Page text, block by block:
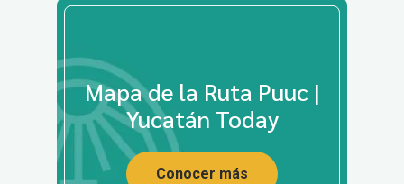
Mapa de la Ruta Puuc |
Yucatán Today
Conocer más